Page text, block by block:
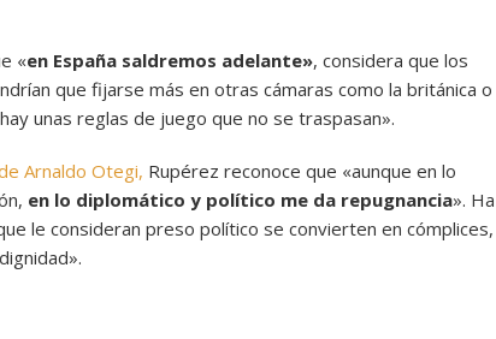
«en España saldremos adelante», considera que los
que fijarse más en otras cámaras como la británica o
unas reglas de juego que no se traspasan».
Arnaldo Otegi, Rupérez reconoce que «aunque en lo
en lo diplomático y político me da repugnancia». Ha
le consideran preso político se convierten en cómplices,